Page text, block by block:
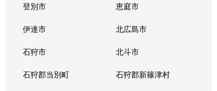
登別市 恵庭市
伊達市 北広島市
石狩市 北斗市
石狩郡当別町 石狩郡新篠津村